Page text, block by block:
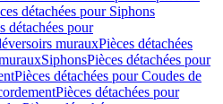
détachées pour Siphons
détachées pour
murauxPièces détachées
SiphonsPièces détachées pour
Pièces détachées pour Coudes de
Pièces détachées pour